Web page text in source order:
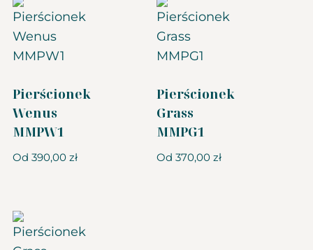
Pierścionek
Wenus
MMPW1
Od 390,00 zł
Pierścionek
Grass
MMPG1
Od 370,00 zł